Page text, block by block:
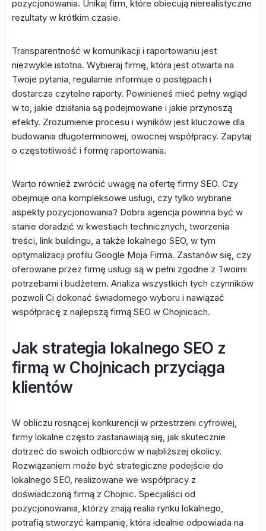
pozycjonowania. Unikaj firm, które obiecują nierealistyczne
rezultaty w krótkim czasie.
Transparentność w komunikacji i raportowaniu jest
niezwykle istotna. Wybieraj firmę, która jest otwarta na
Twoje pytania, regularnie informuje o postępach i
dostarcza czytelne raporty. Powinieneś mieć pełny wgląd
w to, jakie działania są podejmowane i jakie przynoszą
efekty. Zrozumienie procesu i wyników jest kluczowe dla
budowania długoterminowej, owocnej współpracy. Zapytaj
o częstotliwość i formę raportowania.
Warto również zwrócić uwagę na ofertę firmy SEO. Czy
obejmuje ona kompleksowe usługi, czy tylko wybrane
aspekty pozycjonowania? Dobra agencja powinna być w
stanie doradzić w kwestiach technicznych, tworzenia
treści, link buildingu, a także lokalnego SEO, w tym
optymalizacji profilu Google Moja Firma. Zastanów się, czy
oferowane przez firmę usługi są w pełni zgodne z Twoimi
potrzebami i budżetem. Analiza wszystkich tych czynników
pozwoli Ci dokonać świadomego wyboru i nawiązać
współpracę z najlepszą firmą SEO w Chojnicach.
Jak strategia lokalnego SEO z
firmą w Chojnicach przyciąga
klientów
W obliczu rosnącej konkurencji w przestrzeni cyfrowej,
firmy lokalne często zastanawiają się, jak skutecznie
dotrzeć do swoich odbiorców w najbliższej okolicy.
Rozwiązaniem może być strategiczne podejście do
lokalnego SEO, realizowane we współpracy z
doświadczoną firmą z Chojnic. Specjaliści od
pozycjonowania, którzy znają realia rynku lokalnego,
potrafią stworzyć kampanię, która idealnie odpowiada na